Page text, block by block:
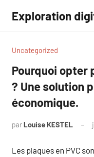
contenu
Exploration
Uncategorized
Pourquoi opter
? Une solution
économique.
par Louise KESTEL
Les plaques en PVC